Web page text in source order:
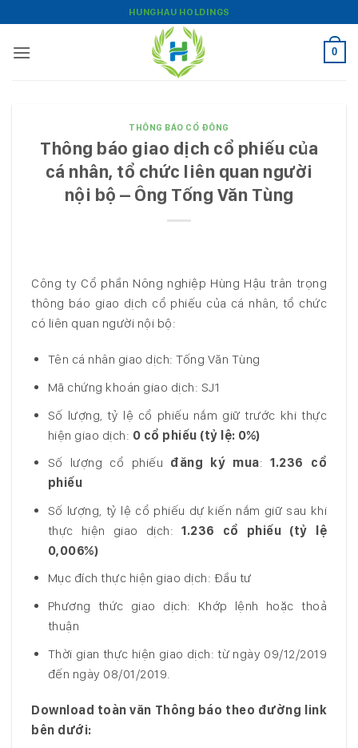
qua
nội
HUNGHAU HOLDINGS
0
THÔNG BÁO CỔ ĐÔNG
Thông báo giao dịch cổ phiếu của
cá nhân, tổ chức liên quan người
nội bộ – Ông Tống Văn Tùng
Công ty Cổ phần Nông nghiệp Hùng Hậu trân trọng
thông báo giao dịch cổ phiếu của cá nhân, tổ chức
có liên quan người nội bộ:
Tên cá nhân giao dịch: Tống Văn Tùng
Mã chứng khoán giao dịch: SJ1
Số lượng, tỷ lệ cổ phiếu nắm giữ trước khi thực
hiện giao dịch: 0 cổ phiếu (tỷ lệ: 0%)
Số lượng cổ phiếu đăng ký mua: 1.236 cổ
phiếu
Số lượng, tỷ lệ cổ phiếu dự kiến nắm giữ sau khi
thực hiện giao dịch:1.236 cổ phiếu (tỷ lệ
0,006%)
Mục đích thực hiện giao dịch: Đầu tư
Phương thức giao dịch: Khớp lệnh hoặc thoả
thuận
Thời gian thực hiện giao dịch: từ ngày 09/12/2019
đến ngày 08/01/2019.
Download toàn văn Thông báo theo đường link
bên dưới: